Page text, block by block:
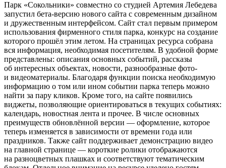
Парк «Сокольники» совместно со студией Артемия Лебедева
запустил бета-версию нового сайта с современным дизайном
и дружественным интерфейсом. Сайт стал первым примером
использования фирменного стиля парка, конкурс на создание
которого прошёл этим летом. На страницах ресурса собрана
вся информация, необходимая посетителям. В удобной форме
представлены: описания основных событий, рассказы
об интересных объектах, новости, разнообразные фото-
и видеоматериалы. Благодаря функции поиска необходимую
информацию о том или ином событии парка теперь можно
найти за пару кликов. Кроме того, на сайте появились
виджеты, позволяющие ориентироваться в текущих событиях:
календарь, новостная лента и прочее. В числе основных
преимуществ обновлённой версии — оформление, которое
теперь изменяется в зависимости от времени года или
праздников. Также сайт поддерживает демонстрацию видео
на главной странице — короткие ролики отображаются
на разноцветных плашках и соответствуют тематическим